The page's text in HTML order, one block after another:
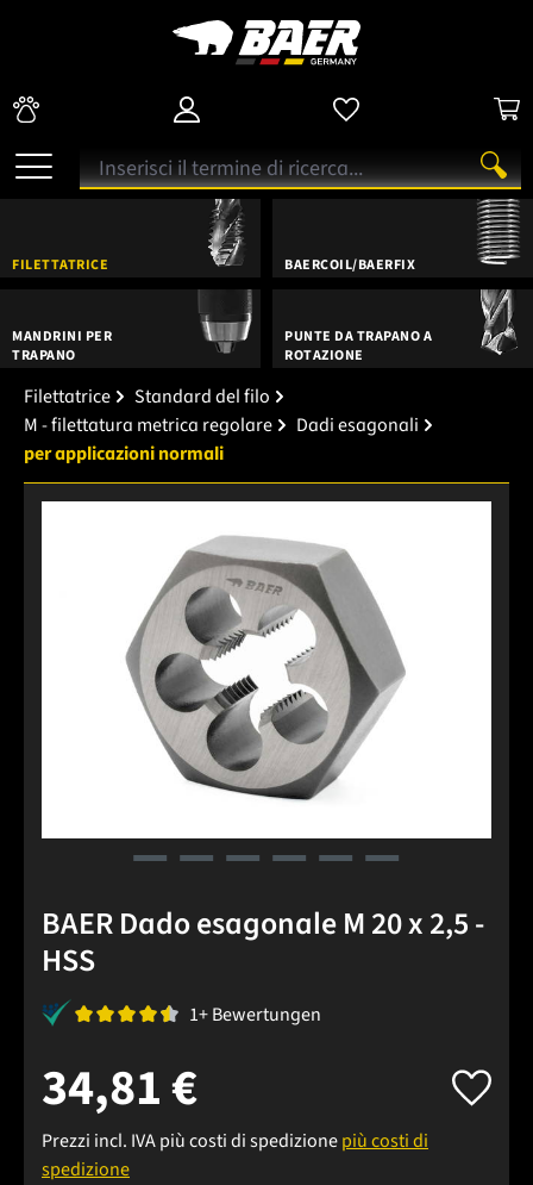
FILETTATRICE BAERCOIL/BAERFIX
MANDRINI PER
TRAPANO
PUNTE DA TRAPANO A
ROTAZIONE
Filettatrice
Standard del filo
M - filettatura metrica regolare
Dadi esagonali
per applicazioni normali
BAER Dado esagonale M 20 x 2,5 -
HSS
1+ Bewertungen
34,81 €
Prezzi incl. IVA più costi di spedizionepiù costi di
spedizione